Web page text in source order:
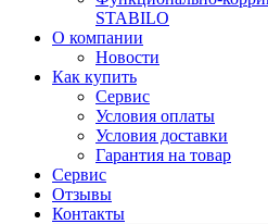
STABILO
О компании
Новости
Как купить
Сервис
Условия оплаты
Условия доставки
Гарантия на товар
Сервис
Отзывы
Контакты